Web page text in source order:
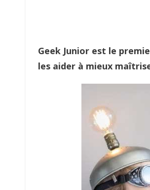
Geek Junior est le
les aider à mieux